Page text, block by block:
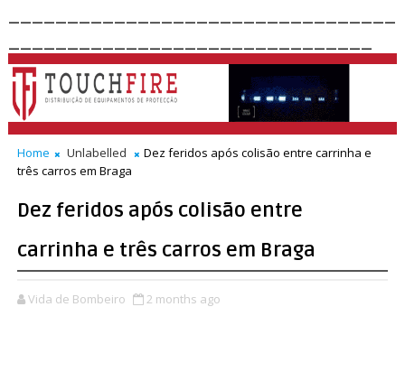
Home Unlabelled
Dez feridos após colisão entre carrinha e
três carros em Braga
Dez feridos após colisão entre
carrinha e três carros em Braga
Vida de Bombeiro 2 months ago